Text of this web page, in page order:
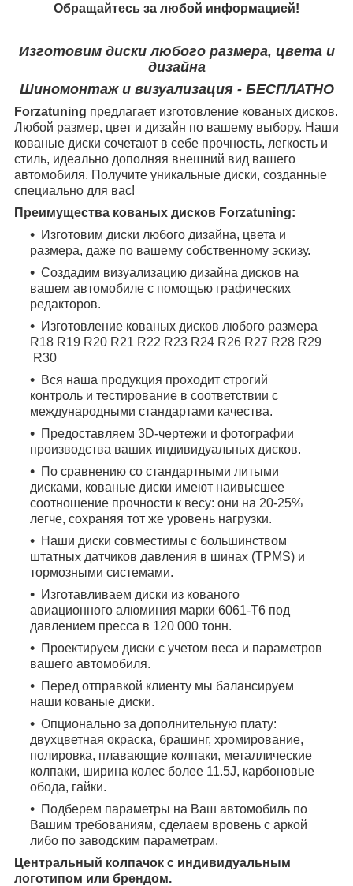
Обращайтесь за любой информацией!
Изготовим диски любого размера, цвета и
дизайна
Шиномонтаж и визуализация - БЕСПЛАТНО
Forzatuning предлагает изготовление кованых дисков.
Любой размер, цвет и дизайн по вашему выбору. Наши
кованые диски сочетают в себе прочность, легкость и
стиль, идеально дополняя внешний вид вашего
автомобиля. Получите уникальные диски, созданные
специально для вас!
Преимущества кованых дисков Forzatuning:
Изготовим диски любого дизайна, цвета и
размера, даже по вашему собственному эскизу.
Создадим визуализацию дизайна дисков на
вашем автомобиле с помощью графических
редакторов.
Изготовление кованых дисков любого размера
R18 R19 R20 R21 R22 R23 R24 R26 R27 R28 R29
R30
Вся наша продукция проходит строгий
контроль и тестирование в соответствии с
международными стандартами качества.
Предоставляем 3D-чертежи и фотографии
производства ваших индивидуальных дисков.
По сравнению со стандартными литыми
дисками, кованые диски имеют наивысшее
соотношение прочности к весу: они на 20-25%
легче, сохраняя тот же уровень нагрузки.
Наши диски совместимы с большинством
штатных датчиков давления в шинах (TPMS) и
тормозными системами.
Изготавливаем диски из кованого
авиационного алюминия марки 6061-T6 под
давлением пресса в 120 000 тонн.
Проектируем диски с учетом веса и параметров
вашего автомобиля.
Перед отправкой клиенту мы балансируем
наши кованые диски.
Опционально за дополнительную плату:
двухцветная окраска, брашинг, хромирование,
полировка, плавающие колпаки, металлические
колпаки, ширина колес более 11.5J, карбоновые
обода, гайки.
Подберем параметры на Ваш автомобиль по
Вашим требованиям, сделаем вровень с аркой
либо по заводским параметрам.
Центральный колпачок с индивидуальным
логотипом или брендом.